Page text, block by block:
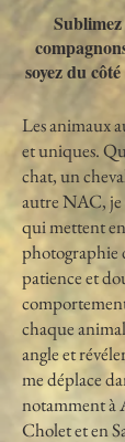
soyez du
Les animaux
et uniques.
chat, un
autre NAC, je
qui mettent
photographie
patience et
chaque
angle et
me déplace
notamment à
Cholet et en